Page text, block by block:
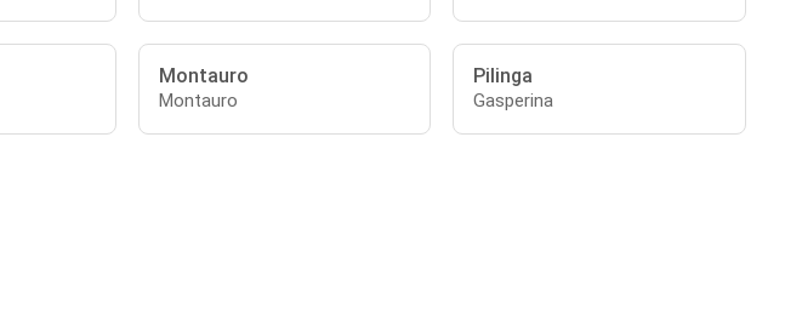
Montauro
Montauro
Pilinga
Gasperina